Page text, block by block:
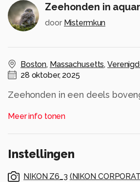
Zeehonden in
door Mistermkun
Boston, Massachusetts,
28 oktober, 2025
Zeehonden in een deels
Alle rechten voorbehouden
Meer info tonen
Instellingen
NIKON Z6_3 ( NIKON